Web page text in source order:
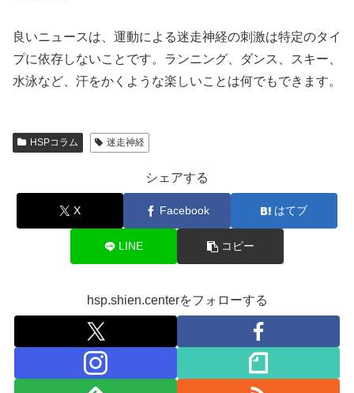
良いニュースは、運動による迷走神経の刺激は特定のタイ
プに依存しないことです。ランニング、ダンス、スキー、
水泳など、汗をかくような楽しいことは何でもできます。
HSPコラム 迷走神経
シェアする
X Facebook はてブ
LINE コピー
hsp.shien.centerをフォローする